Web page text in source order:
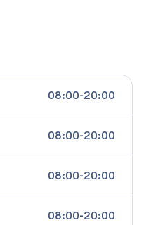
08:00-20:00
08:00-20:00
08:00-20:00
08:00-20:00